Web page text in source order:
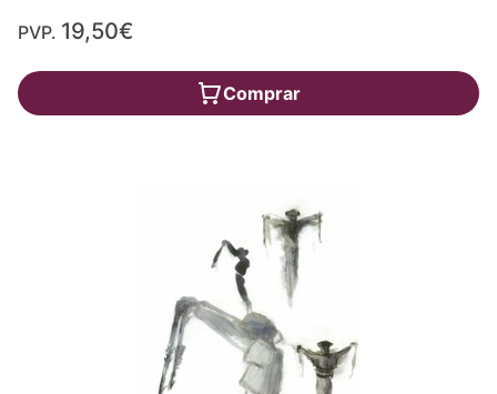
PVP. 19,50€
Comprar